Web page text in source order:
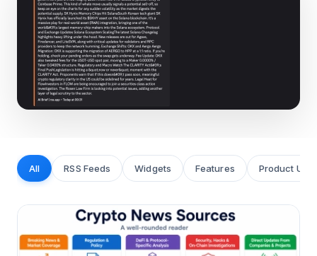
All RSS Feeds Widgets Features Product